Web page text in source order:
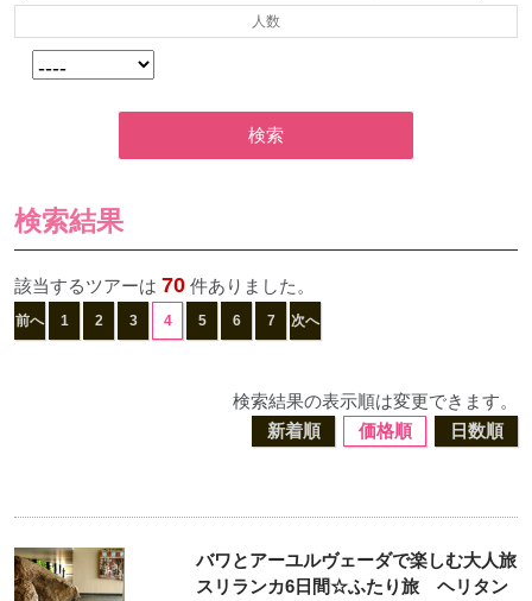
人数
検索
検索結果
該当するツアーは 70 件ありました。
前へ 1 2 3 4 5 6 7 次へ
検索結果の表示順は変更できます。
新着順
価格順 日数順
バワとアーユルヴェーダで楽しむ大人旅
スリランカ6日間☆ふたり旅 ヘリタン